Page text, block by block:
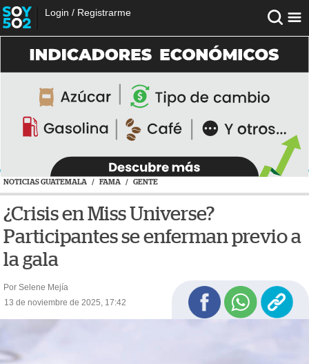
Login / Registrarme
NOTICIAS GUATEMALA / FAMA / GENTE
¿Crisis en Miss Universe?
Participantes se enferman previo a
la gala
Por Selene Mejía
13 de noviembre de 2025, 17:42